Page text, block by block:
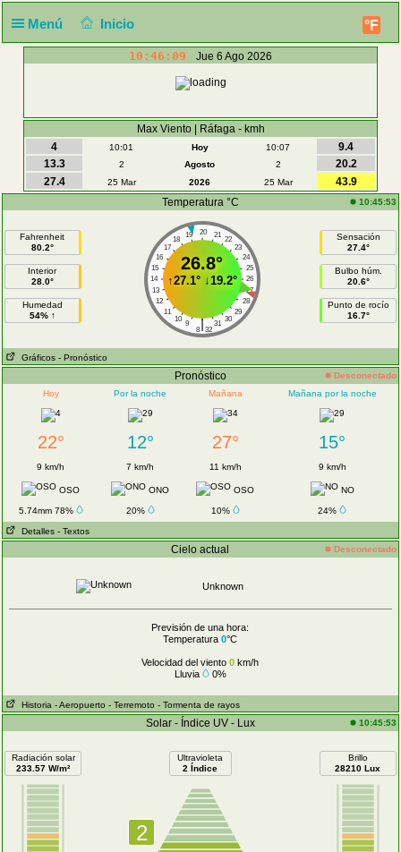
Menú Inicio °F
10:46:09 Jue 6 Ago 2026
Max Viento | Ráfaga - kmh
4
10:01 Hoy 10:07
9.4
13.3
2 Agosto 2
20.2
27.4
25 Mar 2026 25 Mar
43.9
Temperatura °C
10:45:53
Fahrenheit
80.2°
Interior
28.0°
Humedad
54% ↑
20
19 21
18
22
17
23
16
24
15
25
14
26
13
27
12
28
11
29
10
30
9 31
|
8 32
26.8°
↑27.1°↓19.2°
Sensación
27.4°
Bulbo húm.
20.6°
Punto de rocío
16.7°
Gráficos - Pronóstico
Pronóstico
Desconectado
Hoy
Por la noche Mañana Mañana por la noche
22° 12° 27° 15°
9 km/h 7 km/h 11 km/h 9 km/h
OSO ONO OSO NO
5.74mm 78% 20% 10% 24%
Detalles - Textos
Cielo actual Desconectado
Unknown
Previsión de una hora:
Temperatura0°C
Velocidad del viento 0 km/h
Lluvia
0%
Historia - Aeropuerto - Terremoto - Tormenta de rayos
Solar - Índice UV - Lux 10:45:53
Radiación solar
233.57 W/m²
Ultravioleta
2 Índice
2
Brillo
28210 Lux